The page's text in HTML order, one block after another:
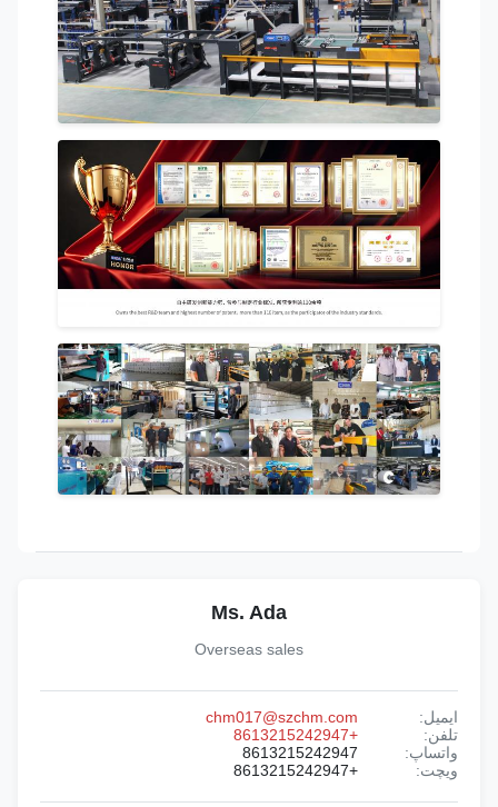
Ms. Ada
Overseas sales
ایمیل:
chm017@szchm.com
واتساپ:
8613215242947
ویچت: